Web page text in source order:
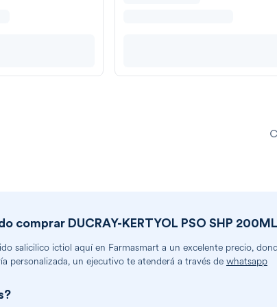
comprar DUCRAY-KERTYOL PSO SHP 200ML
salicilico ictiol aquí en Farmasmart a un excelente precio,
personalizada, un ejecutivo te atenderá a través de whatsapp